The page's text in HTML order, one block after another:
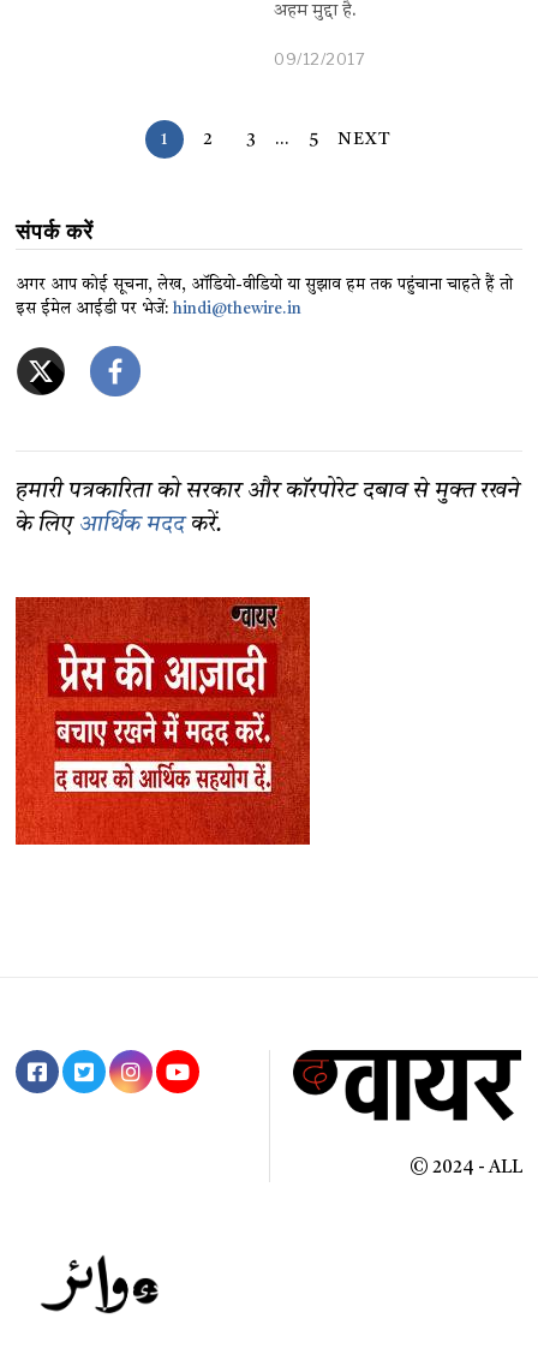
अहम मुद्दा है.
09/12/2017
1 2 3 … 5 NEXT
संपर्क करें
अगर आप कोई सूचना, लेख, ऑडियो-वीडियो या सुझाव हम तक पहुंचाना चाहते हैं तो
इस ईमेल आईडी पर भेजें:hindi@thewire.in
हमारी पत्रकारिता को सरकार और कॉरपोरेट दबाव से मुक्त रखने
के लिए आर्थिक मददकरें.
© 2024 - ALL